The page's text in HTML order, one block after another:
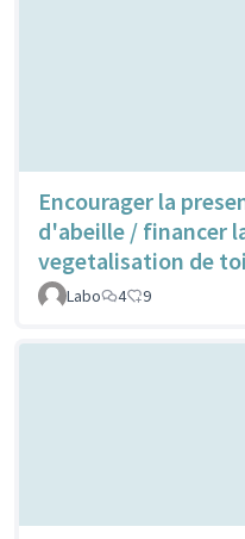
Encourager la
d'abeille / financer
vegetalisation de
Labo
4 9